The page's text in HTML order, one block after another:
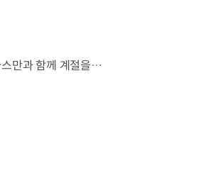
살랑이는 억새와 새들의 지저귐,선선한 가을이 찾아오는 소리. 더 기아 타스만과 함께 계절을 만나보세요. 🎧 *본 영상은 AI를 활용해 제작했습니다. #기아 #더기아타스만 #타스만 #가을 #입추 #Tasman #ASMR